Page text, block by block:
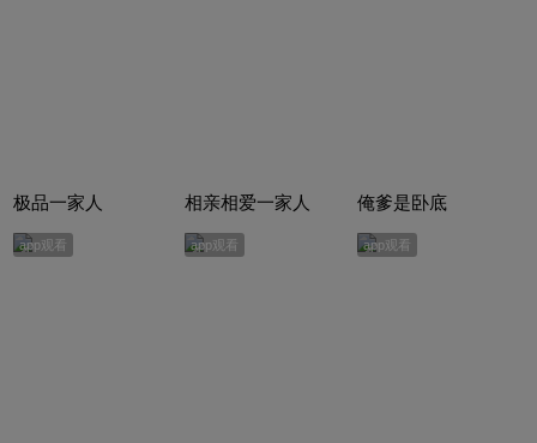
极品一家人 相亲相爱一家人 俺爹是卧底
app观看 app观看 app观看